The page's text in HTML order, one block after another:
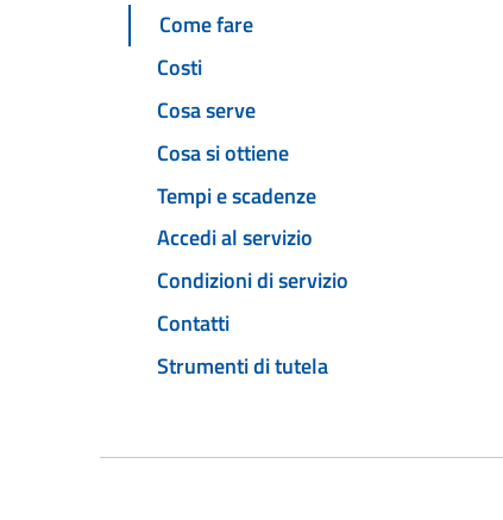
Come fare
Costi
Cosa serve
Cosa si ottiene
Tempi e scadenze
Accedi al servizio
Condizioni di servizio
Contatti
Strumenti di tutela